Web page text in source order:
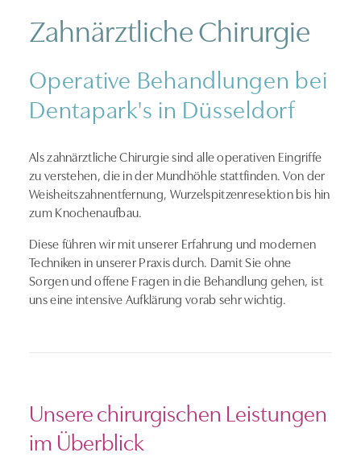
Zahnärztliche Chirurgie
Operative Behandlungen bei
Dentapark's in Düsseldorf
Als zahnärztliche Chirurgie sind alle operativen Eingriffe
zu verstehen, die in der Mundhöhle stattfinden. Von der
Weisheitszahnentfernung, Wurzelspitzenresektion bis hin
zum Knochenaufbau.
Diese führen wir mit unserer Erfahrung und modernen
Techniken in unserer Praxis durch. Damit Sie ohne
Sorgen und offene Fragen in die Behandlung gehen, ist
uns eine intensive Aufklärung vorab sehr wichtig.
Unsere chirurgischen Leistungen
im Überblick